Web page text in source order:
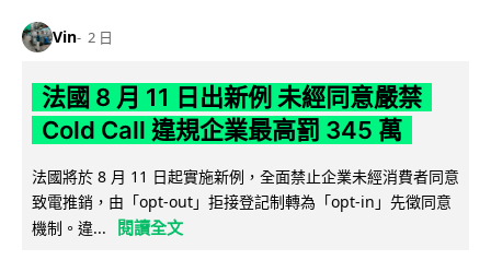
Vin 2 日
法國 8 月 11 日出新例 未經同意嚴禁
Cold Call 違規企業最高罰 345 萬
法國將於 8 月 11 日起實施新例，全面禁止企業未經消費者同意
致電推銷，由「opt-out」拒接登記制轉為「opt-in」先徵同意
機制。違...
閱讀全文